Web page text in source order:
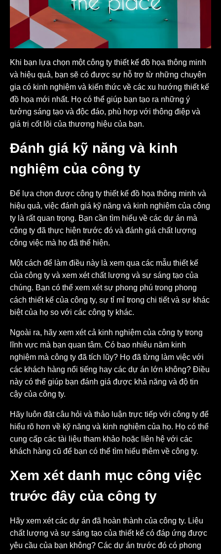
Khi bạn lựa chọn một công ty thiết kế đồ họa thông minh
và hiệu quả, bạn sẽ có được sự hỗ trợ từ những chuyên
gia có kinh nghiệm và kiến thức về các xu hướng thiết kế
đồ họa mới nhất. Họ có thể giúp bạn tạo ra những ý
tưởng sáng tạo và độc đáo, phù hợp với thông điệp và
giá trị cốt lõi của thương hiệu của bạn.
Đánh giá kỹ năng và kinh
nghiệm của công ty
Để lựa chọn được công ty thiết kế đồ họa thông minh và
hiệu quả, việc đánh giá kỹ năng và kinh nghiệm của công
ty là rất quan trọng. Bạn cần tìm hiểu về các dự án mà
công ty đã thực hiện trước đó và đánh giá chất lượng
công việc mà họ đã thể hiện.
Một cách để làm điều này là xem qua các mẫu thiết kế
của công ty và xem xét chất lượng và sự sáng tạo của
chúng. Bạn có thể xem xét sự phong phú trong phong
cách thiết kế của công ty, sự tỉ mỉ trong chi tiết và sự khác
biệt của họ so với các công ty khác.
Ngoài ra, hãy xem xét cả kinh nghiệm của công ty trong
lĩnh vực mà bạn quan tâm. Có bao nhiêu năm kinh
nghiệm mà công ty đã tích lũy? Họ đã từng làm việc với
các khách hàng nổi tiếng hay các dự án lớn không? Điều
này có thể giúp bạn đánh giá được khả năng và độ tin
cậy của công ty.
Hãy luôn đặt câu hỏi và thảo luận trực tiếp với công ty để
hiểu rõ hơn về kỹ năng và kinh nghiệm của họ. Họ có thể
cung cấp các tài liệu tham khảo hoặc liên hệ với các
khách hàng cũ để bạn có thể tìm hiểu thêm về công ty.
Xem xét danh mục công việc
trước đây của công ty
Hãy xem xét các dự án đã hoàn thành của công ty. Liệu
chất lượng và sự sáng tạo của thiết kế có đáp ứng được
yêu cầu của bạn không? Các dự án trước đó có phong